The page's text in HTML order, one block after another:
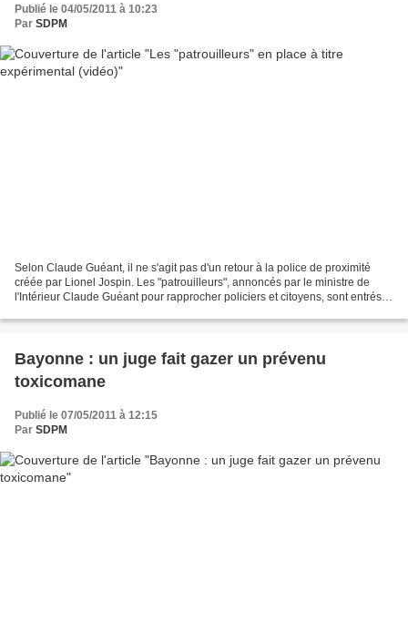
Publié le 04/05/2011 à 10:23
Par SDPM
Selon Claude Guéant, il ne s'agit pas d'un retour à la police de proximité
créée par Lionel Jospin. Les "patrouilleurs", annoncés par le ministre de
l'Intérieur Claude Guéant pour rapprocher policiers et citoyens, sont entrés
Bayonne : un juge fait gazer un prévenu
toxicomane
Publié le 07/05/2011 à 12:15
Par SDPM